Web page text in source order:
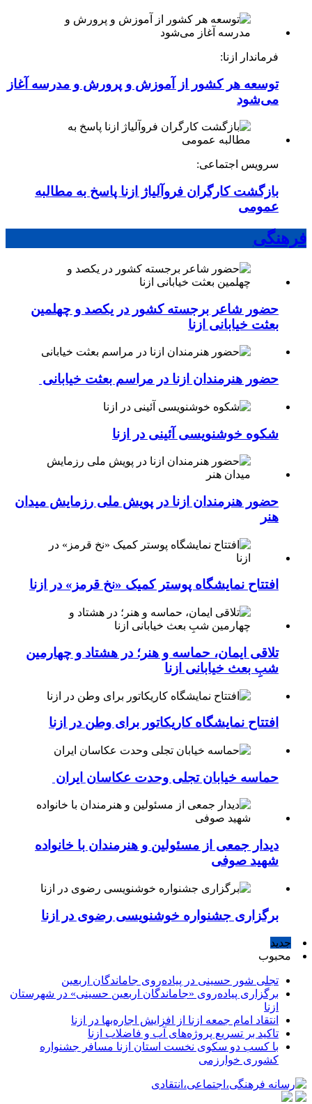
فرماندار ازنا:
توسعه هر کشور از آموزش و پرورش و مدرسه آغاز
می‌شود
سرویس اجتماعی:
بازگشت کارگران فروآلیاژ ازنا پاسخ به مطالبه
عمومی
فرهنگی
حضور شاعر برجسته کشور در یکصد و چهلمین
بعثت خیابانی ازنا
حضور هنرمندان ازنا در مراسم بعثت خیابانی
شکوه خوشنویسی آئینی در ازنا
حضور هنرمندان ازنا در پویش ملی رزمایش میدان
هنر
افتتاح نمایشگاه پوستر کمیک «نخ قرمز» در ازنا
تلاقی ایمان، حماسه و هنر؛ در هشتاد و چهارمین
شبِ بعث خیابانی ازنا
افتتاح نمایشگاه کاریکاتور برای وطن در ازنا
حماسه خیابان تجلی وحدت عکاسان ایران
دیدار جمعی از مسئولین و هنرمندان با خانواده
شهید صوفی
برگزاری جشنواره خوشنویسی رضوی در ازنا
جدید
محبوب
تجلی شور حسینی در پیاده‌روی جاماندگان اربعین
برگزاری پیاده‌روی «جاماندگان اربعین حسینی» در شهرستان
ازنا
انتقاد امام جمعه ازنا از افزایش اجاره‌بها در ازنا
تاکید بر تسریع پروژه‌های آب و فاضلاب ازنا
با کسب دو سکوی نخست استان ازنا مسافر جشنواره
کشوری خوارزمی